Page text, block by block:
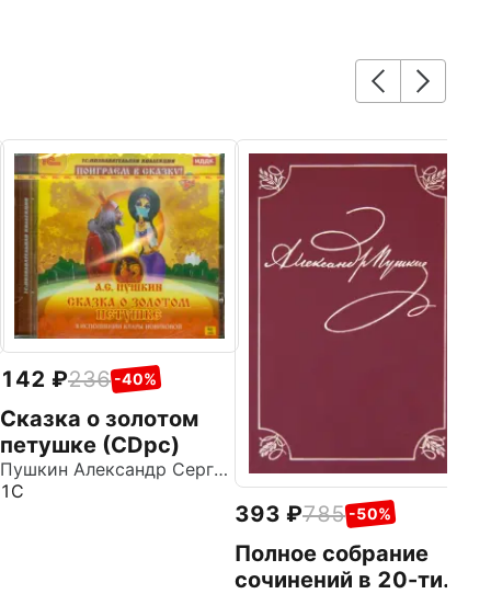
142 236 -40%
Сказка о золотом
петушке (CDpc)
Пушкин Александр Сергеевич
1С
393 785 -50%
Полное собрание
сочинений в 20-ти